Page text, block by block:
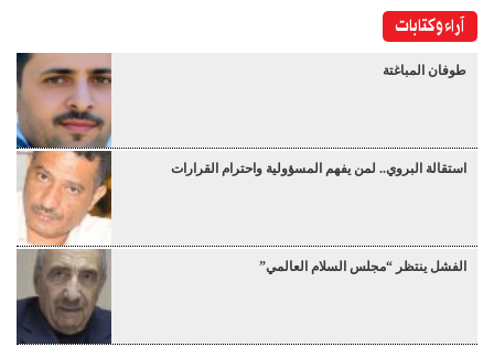
آراء وكتابات
طوفان المباغتة
استقالة البروي.. لمن يفهم المسؤولية واحترام القرارات
الفشل ينتظر “مجلس السلام العالمي”